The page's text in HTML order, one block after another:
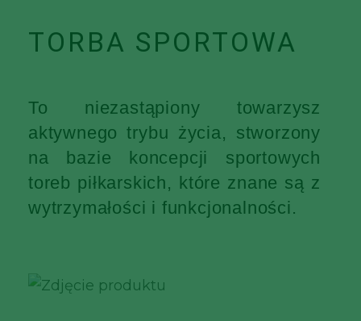
TORBA SPORTOWA
To niezastąpiony towarzysz
aktywnego trybu życia, stworzony
na bazie koncepcji sportowych
toreb piłkarskich, które znane są z
wytrzymałości i funkcjonalności.